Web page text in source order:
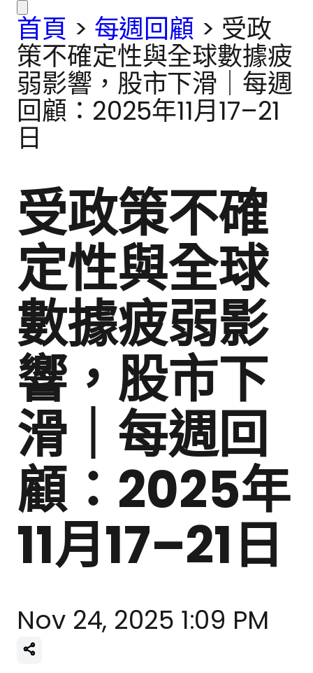
首頁 > 每週回顧 > 受政
策不確定性與全球數據疲
弱影響，股市下滑｜每週
回顧：2025年11月17–21
日
受政策不確
定性與全球
數據疲弱影
響，股市下
滑｜每週回
顧：2025年
11月17–21日
Nov 24, 2025 1:09 PM